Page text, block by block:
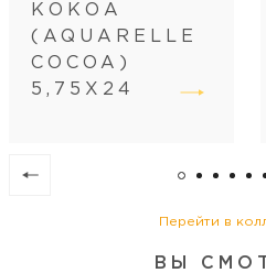
Перейти в
КОКОА
(AQUARELLE
COCOA)
5,75Х24
ВЫ